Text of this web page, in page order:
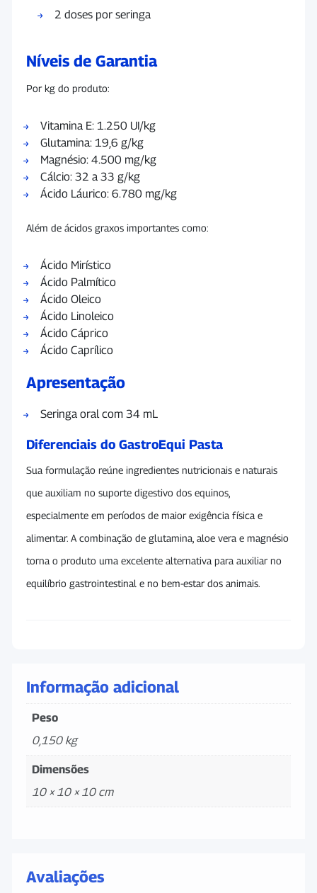
2 doses por seringa
Níveis de Garantia
Por kg do produto:
Vitamina E: 1.250 UI/kg
Glutamina: 19,6 g/kg
Magnésio: 4.500 mg/kg
Cálcio: 32 a 33 g/kg
Ácido Láurico: 6.780 mg/kg
Além de ácidos graxos importantes como:
Ácido Mirístico
Ácido Palmítico
Ácido Oleico
Ácido Linoleico
Ácido Cáprico
Ácido Caprílico
Apresentação
Seringa oral com 34 mL
Diferenciais do GastroEqui Pasta
Sua formulação reúne ingredientes nutricionais e naturais
que auxiliam no suporte digestivo dos equinos,
especialmente em períodos de maior exigência física e
alimentar. A combinação de glutamina, aloe vera e magnésio
torna o produto uma excelente alternativa para auxiliar no
equilíbrio gastrointestinal e no bem-estar dos animais.
Informação adicional
Peso
0,150 kg
Dimensões
10 × 10 × 10 cm
Avaliações